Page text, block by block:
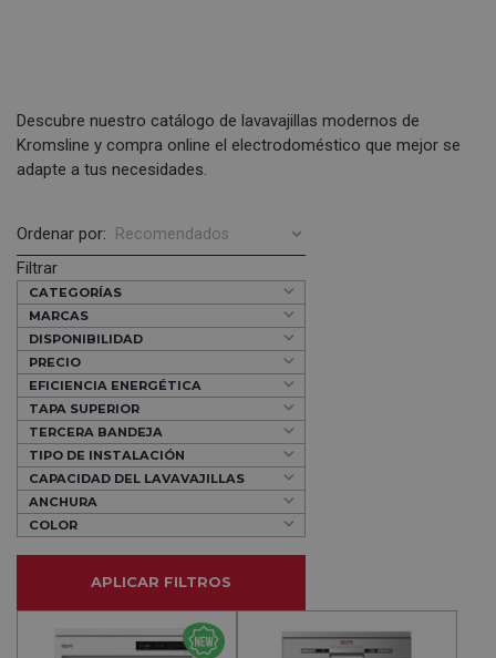
Descubre nuestro catálogo de lavavajillas modernos de
Kromsline y compra online el electrodoméstico que mejor se
adapte a tus necesidades.
Ordenar por:
Filtrar
CATEGORÍAS
MARCAS
DISPONIBILIDAD
PRECIO
EFICIENCIA ENERGÉTICA
TAPA SUPERIOR
TERCERA BANDEJA
TIPO DE INSTALACIÓN
CAPACIDAD DEL LAVAVAJILLAS
ANCHURA
COLOR
APLICAR FILTROS